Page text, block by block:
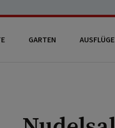
GARTEN AUSFLÜGE